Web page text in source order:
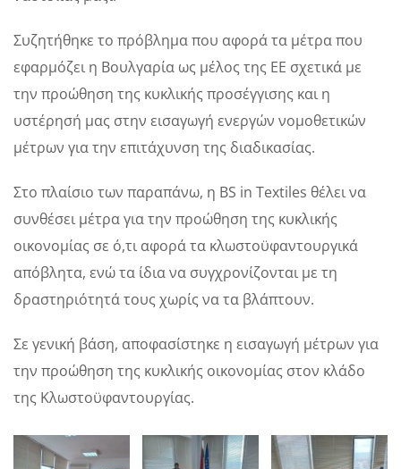
Συζητήθηκε το πρόβλημα που αφορά τα μέτρα που
εφαρμόζει η Βουλγαρία ως μέλος της ΕΕ σχετικά με
την προώθηση της κυκλικής προσέγγισης και η
υστέρησή μας στην εισαγωγή ενεργών νομοθετικών
μέτρων για την επιτάχυνση της διαδικασίας.
Στο πλαίσιο των παραπάνω, η BS in Textiles θέλει να
συνθέσει μέτρα για την προώθηση της κυκλικής
οικονομίας σε ό,τι αφορά τα κλωστοϋφαντουργικά
απόβλητα, ενώ τα ίδια να συγχρονίζονται με τη
δραστηριότητά τους χωρίς να τα βλάπτουν.
Σε γενική βάση, αποφασίστηκε η εισαγωγή μέτρων για
την προώθηση της κυκλικής οικονομίας στον κλάδο
της Κλωστοϋφαντουργίας.